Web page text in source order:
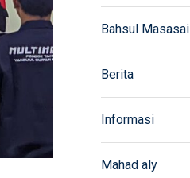
Bahsul Masasail
Berita
Informasi
Mahad aly